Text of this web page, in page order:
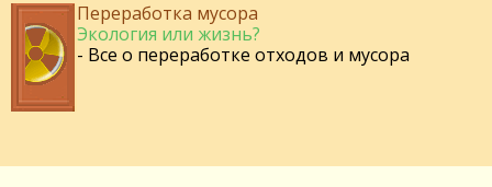
Переработка мусора
Экология или жизнь?
- Все о переработке отходов и мусора